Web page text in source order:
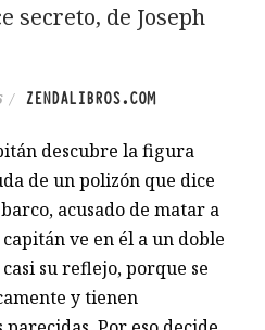
secreto, de Joseph
/ ZENDALIBROS.COM
descubre la figura
de un polizón que dice
acusado de matar a
ve en él a un doble
su reflejo, porque se
y tienen